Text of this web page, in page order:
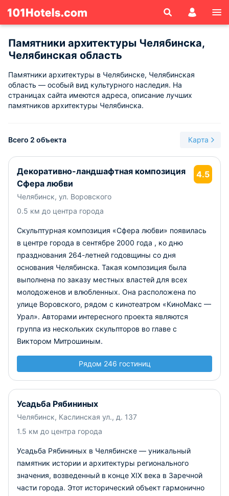
Памятники архитектуры Челябинска,
Челябинская область
Памятники архитектуры в Челябинске, Челябинская
область — особый вид культурного наследия. На
страницах сайта имеются адреса, описание лучших
памятников архитектуры Челябинска.
Всего 2 объекта Карта
Декоративно-ландшафтная композиция
Сфера любви
Челябинск, ул. Воровского
0.5 км до центра города
4.5
Скульптурная композиция «Сфера любви» появилась
в центре города в сентябре 2000 года , ко дню
празднования 264-летней годовщины со дня
основания Челябинска. Такая композиция была
выполнена по заказу местных властей для всех
молодоженов и влюбленных. Она расположена по
улице Воровского, рядом с кинотеатром «КиноМакс —
Урал». Авторами интересного проекта являются
группа из нескольких скульпторов во главе с
Виктором Митрошиным.
Рядом 246 гостиниц
Усадьба Рябининых
Челябинск, Каслинская ул., д. 137
1.5 км до центра города
Усадьба Рябининых в Челябинске — уникальный
памятник истории и архитектуры регионального
значения, возведенный в конце XIX века в Заречной
части города. Этот исторический объект гармонично